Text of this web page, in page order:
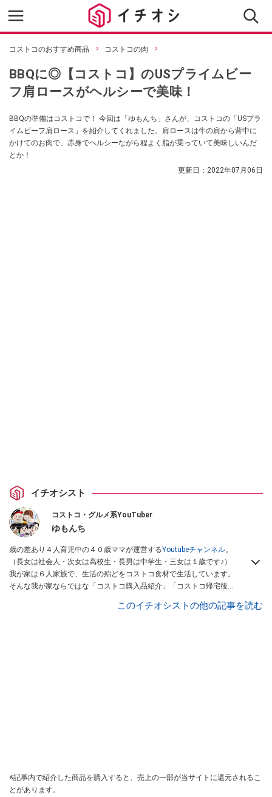
コストコのおすすめ商品 コストコの肉
BBQに◎【コストコ】のUSプライムビー
フ肩ロースがヘルシーで美味！
BBQの準備はコストコで！ 今回は「ゆもんち」さんが、コストコの「USプラ
イムビーフ肩ロース」を紹介してくれました。肩ロースは牛の肩から背中に
かけてのお肉で、赤身でヘルシーながら程よく脂が乗っていて美味しいんだ
とか！
更新日： 2022年07月06日
イチオシスト
コストコ・グルメ系YouTuber
ゆもんち
歳の差あり４人育児中の４０歳ママが運営するYoutubeチャンネル。
（長女は社会人・次女は高校生・長男は中学生・三女は１歳です♪）
我が家は６人家族で、生活の殆どをコストコ食材で生活しています。
そんな我が家ならではな「コストコ購入品紹介」「コストコ帰宅後ル
保存方法や活用術・食卓に並ぶまでの一連を定期的にYoutube動画で
このイチオシストの他の記事を読む
※記事内で紹介した商品を購入すると、売上の一部が当サイトに還元されるこ
とがあります。